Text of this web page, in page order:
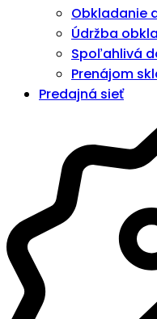
Obkladanie
Údržba
Spoľahlivá
Prenájom
Predajná sieť